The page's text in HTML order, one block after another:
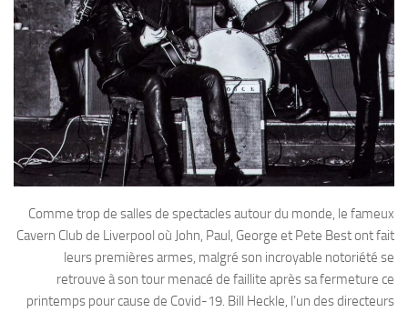
Comme trop de salles de spectacles autour du monde, le fameux
Cavern Club de Liverpool où John, Paul, George et Pete Best ont fait
leurs premières armes, malgré son incroyable notoriété se
retrouve à son tour menacé de faillite après sa fermeture ce
printemps pour cause de Covid-19. Bill Heckle, l’un des directeurs